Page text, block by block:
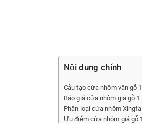
Nội dung chính
Cấu tạo cửa nhôm vân gỗ
Báo giá cửa nhôm giả gỗ
Phân loại cửa nhôm
Ưu điểm cửa nhôm giả gỗ